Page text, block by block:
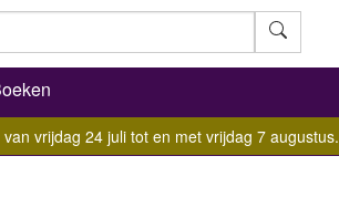
vrijdag 24 juli tot en met vrijdag 7 augustus.